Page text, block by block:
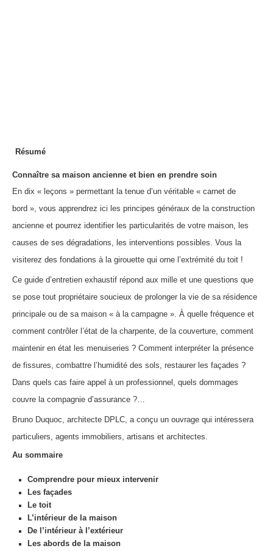
Résumé
Connaître sa maison ancienne et bien en prendre soin
En dix « leçons » permettant la tenue d’un véritable « carnet de
bord », vous apprendrez ici les principes généraux de la construction
ancienne et pourrez identifier les particularités de votre maison, les
causes de ses dégradations, les interventions possibles. Vous la
visiterez des fondations à la girouette qui orne l’extrémité du toit !
Ce guide d’entretien exhaustif répond aux mille et une questions que
se pose tout propriétaire soucieux de prolonger la vie de sa résidence
principale ou de sa maison « à la campagne ». À quelle fréquence et
comment contrôler l’état de la charpente, de la couverture, comment
maintenir en état les menuiseries ? Comment interpréter la présence
de fissures, combattre l’humidité des sols, restaurer les façades ?
Dans quels cas faire appel à un professionnel, quels dommages
couvre la compagnie d’assurance ?…
Bruno Duquoc, architecte DPLC, a conçu un ouvrage qui intéressera
particuliers, agents immobiliers, artisans et architectes.
Au sommaire
Comprendre pour mieux intervenir
Les façades
Le toit
L’intérieur de la maison
De l’intérieur à l’extérieur
Les abords de la maison